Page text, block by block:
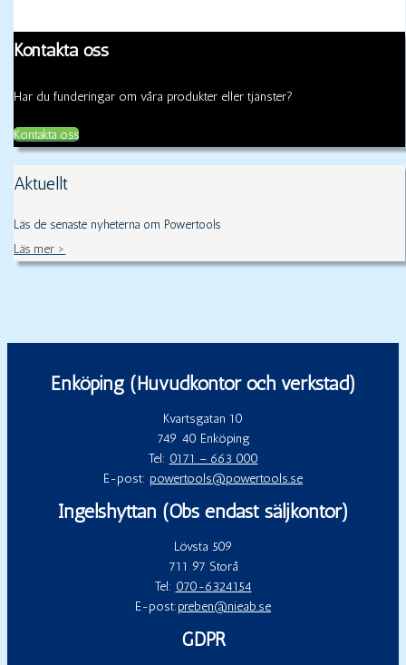
Kontakta oss
Har du funderingar om våra produkter eller tjänster?
Kontakta oss
Aktuellt
Läs de senaste nyheterna om Powertools
Läs mer >
Enköping (Huvudkontor och verkstad)
Kvartsgatan 10
749 40 Enköping
Tel: 0171 – 663 000
E-post: powertools@powertools.se
Ingelshyttan (Obs endast säljkontor)
Lövsta 509
711 97 Storå
Tel: 070-6324154
E-post:preben@nieab.se
GDPR